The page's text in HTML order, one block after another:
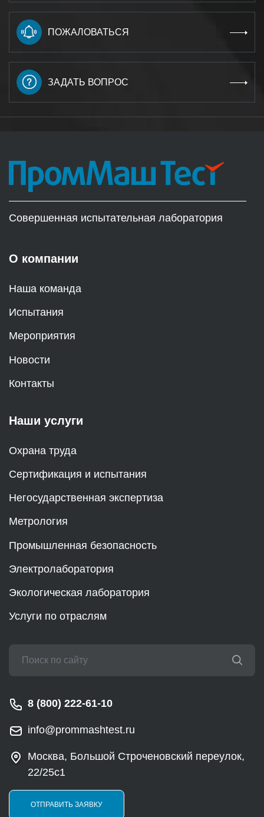
ПОЖАЛОВАТЬСЯ
ЗАДАТЬ ВОПРОС
Совершенная испытательная лаборатория
О компании
Наша команда
Испытания
Мероприятия
Новости
Контакты
Наши услуги
Охрана труда
Сертификация и испытания
Негосударственная экспертиза
Метрология
Промышленная безопасность
Электролаборатория
Экологическая лаборатория
Услуги по отраслям
8 (800) 222-61-10
info@prommashtest.ru
Москва, Большой Строченовский переулок,
22/25с1
ОТПРАВИТЬ ЗАЯВКУ